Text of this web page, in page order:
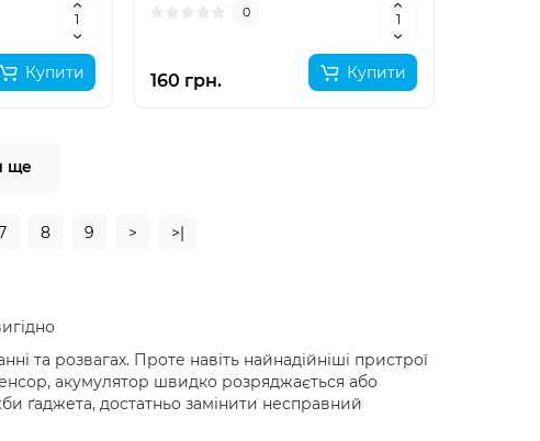
Купити
0
160 грн. Купити
ще
8 9 > >|
та розвагах. Проте навіть найнадійніші пристрої
акумулятор швидко розряджається або
ґаджета, достатньо замінити несправний